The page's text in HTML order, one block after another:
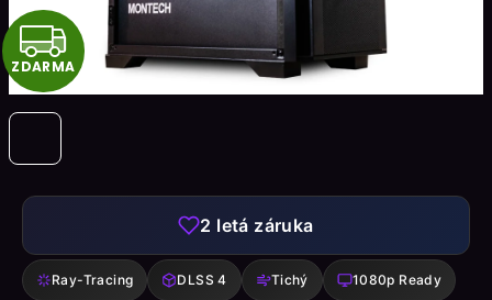
2 letá záruka
Ray-Tracing DLSS 4 Tichý 1080p Ready
Z
D
A
ZDARMA